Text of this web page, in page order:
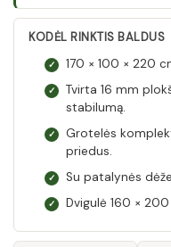
KODĖL RINKTIS BALDUS
✓ 170 × 100 × 220
✓
Tvirta 16 mm
stabilumą.
✓
Grotelės
priedus.
✓ Su patalynės
✓ Dvigulė 160 ×